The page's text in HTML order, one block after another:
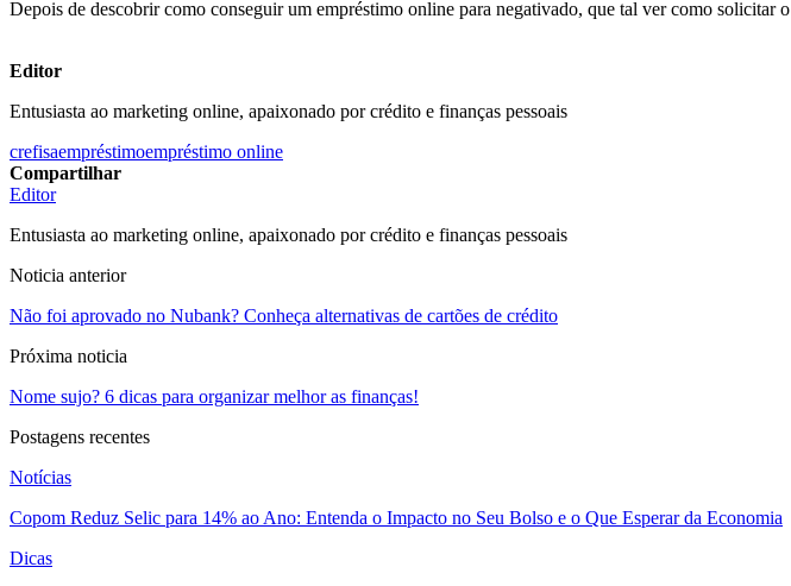
Depois de descobrir como conseguir um empréstimo online para negativado, que tal ver como solicitar o
Editor
Entusiasta ao marketing online, apaixonado por crédito e finanças pessoais
crefisaempréstimoempréstimo online
Compartilhar
Editor
Entusiasta ao marketing online, apaixonado por crédito e finanças pessoais
Noticia anterior
Não foi aprovado no Nubank? Conheça alternativas de cartões de crédito
Próxima noticia
Nome sujo? 6 dicas para organizar melhor as finanças!
Postagens recentes
Notícias
Copom Reduz Selic para 14% ao Ano: Entenda o Impacto no Seu Bolso e o Que Esperar da Economia
Dicas